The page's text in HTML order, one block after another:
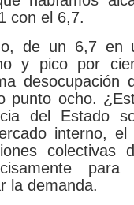
con el 6,7.
de un 6,7 en
y pico por
desocupación
punto ocho.
del Estado
interno,
colectivas
la demanda.